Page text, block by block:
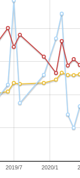
2019/7 2020/1